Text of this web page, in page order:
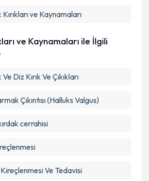
ve Kaynamaları
ve Kaynamaları ile İlgili
Diz Kırık Ve Çıkıkları
Çıkıntısı (Halluks Valgus)
cerrahisi
Ve Tedavisi